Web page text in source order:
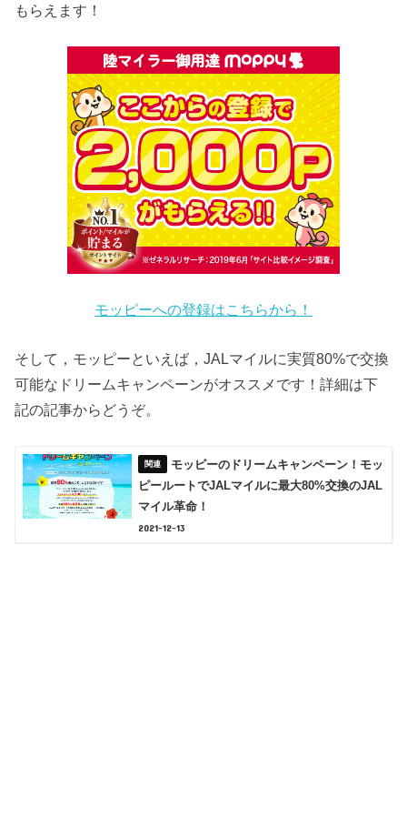
もらえます！
モッピーへの登録はこちらから！
そして，モッピーといえば，JALマイルに実質80%で交換
可能なドリームキャンペーンがオススメです！詳細は下
記の記事からどうぞ。
モッピーのドリームキャンペーン！モッ
ピールートでJALマイルに最大80%交換のJAL
マイル革命！
2021-12-13